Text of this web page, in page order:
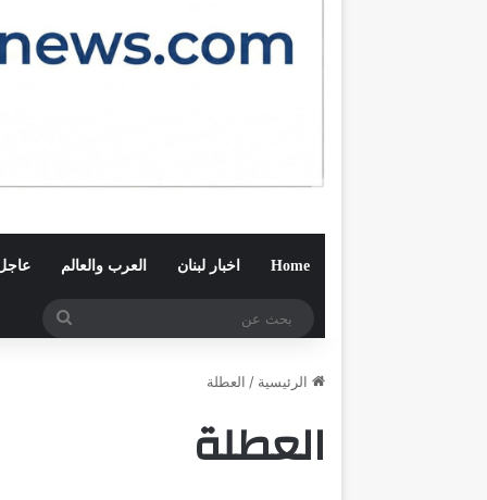
Home اخبار لبنان العرب والعالم
الرئيسية / العطلة
العطلة